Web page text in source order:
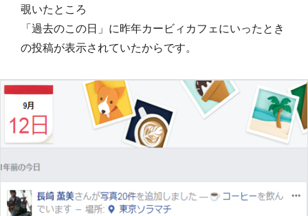
覗いたところ
「過去のこの日」に昨年カービィカフェにいったとき
の投稿が表示されていたからです。